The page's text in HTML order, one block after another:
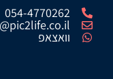
054-4770262
וואצאפ